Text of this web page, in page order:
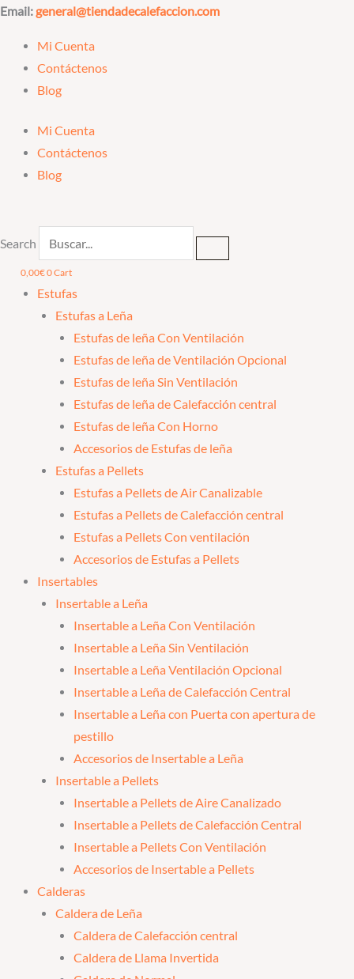
Ir
contenido
Email:general@tiendadecalefaccion.com
Mi Cuenta
Contáctenos
Blog
Mi Cuenta
Contáctenos
Blog
Search
0,00€0Cart
Estufas
Estufas a Leña
Estufas de leña Con Ventilación
Estufas de leña de Ventilación Opcional
Estufas de leña Sin Ventilación
Estufas de leña de Calefacción central
Estufas de leña Con Horno
Accesorios de Estufas de leña
Estufas a Pellets
Estufas a Pellets de Air Canalizable
Estufas a Pellets de Calefacción central
Estufas a Pellets Con ventilación
Accesorios de Estufas a Pellets
Insertables
Insertable a Leña
Insertable a Leña Con Ventilación
Insertable a Leña Sin Ventilación
Insertable a Leña Ventilación Opcional
Insertable a Leña de Calefacción Central
Insertable a Leña con Puerta con apertura de
pestillo
Accesorios de Insertable a Leña
Insertable a Pellets
Insertable a Pellets de Aire Canalizado
Insertable a Pellets de Calefacción Central
Insertable a Pellets Con Ventilación
Accesorios de Insertable a Pellets
Calderas
Caldera de Leña
Caldera de Calefacción central
Caldera de Llama Invertida